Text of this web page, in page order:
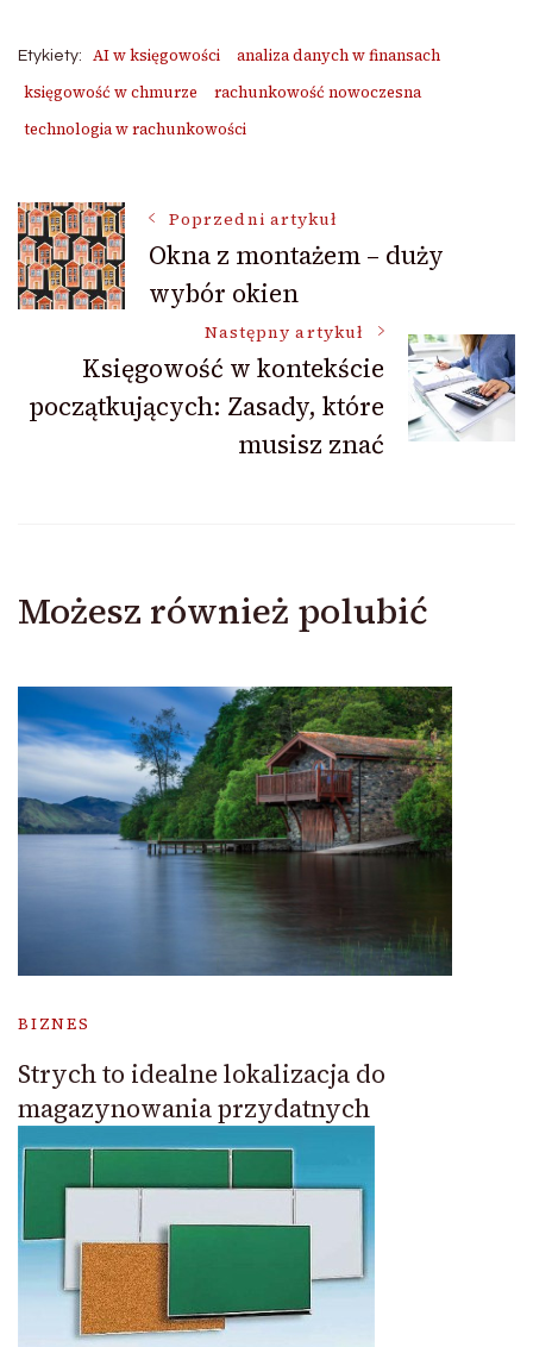
Etykiety: AI w księgowości
analiza danych w finansach
księgowość w chmurze
rachunkowość nowoczesna
technologia w rachunkowości
Nawigacja
wpisu
Poprzedni artykuł
Okna z montażem – duży
wybór okien
Następny artykuł
Księgowość w kontekście
początkujących: Zasady, które
musisz znać
Możesz również polubić
BIZNES
Strych to idealne lokalizacja do
magazynowania przydatnych